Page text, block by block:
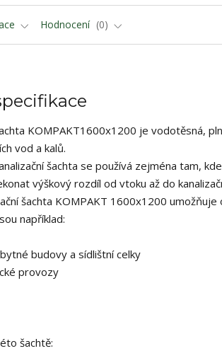
Hodnocení 0
KOMPAKT1600x1200 je vodotěsná,
vod a kalů.
šachta se používá zejména tam,
výškový rozdíl od vtoku až do
šachta KOMPAKT 1600x1200
například:
budovy a sídlištní celky
provozy
šachtě: